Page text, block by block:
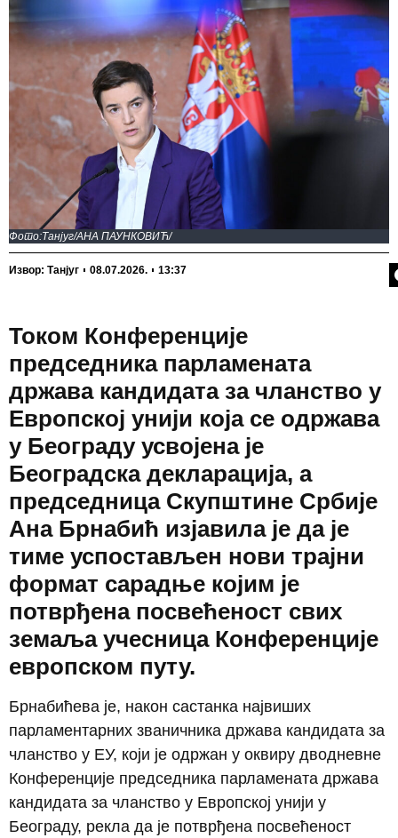
Фото:Танјуг/АНА ПАУНКОВИЋ/
Извор: Танјуг 08.07.2026. 13:37
Током Конференције
председника парламената
држава кандидата за чланство у
Европској унији која се одржава
у Београду усвојена је
Београдска декларација, а
председница Скупштине Србије
Ана Брнабић изјавила је да је
тиме успостављен нови трајни
формат сарадње којим је
потврђена посвећеност свих
земаља учесница Конференције
европском путу.
Брнабићева је, након састанка највиших
парламентарних званичника држава кандидата за
чланство у ЕУ, који је одржан у оквиру дводневне
Конференције председника парламената држава
кандидата за чланство у Европској унији у
Београду, рекла да је потврђена посвећеност